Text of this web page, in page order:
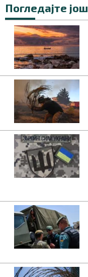
Погледајте још